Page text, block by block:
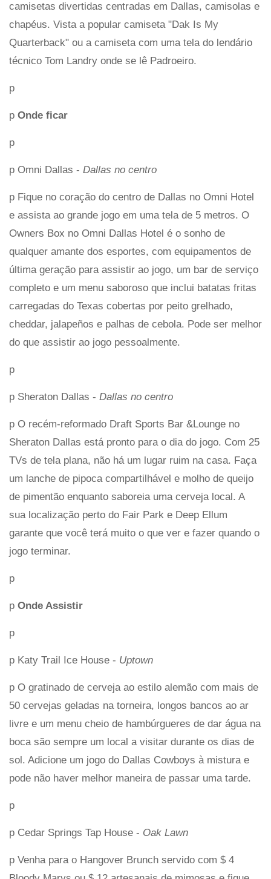
camisetas divertidas centradas em Dallas, camisolas e
chapéus. Vista a popular camiseta "Dak Is My
Quarterback" ou a camiseta com uma tela do lendário
técnico Tom Landry onde se lê Padroeiro.
p
p Onde ficar
p
p Omni Dallas - Dallas no centro
p Fique no coração do centro de Dallas no Omni Hotel
e assista ao grande jogo em uma tela de 5 metros. O
Owners Box no Omni Dallas Hotel é o sonho de
qualquer amante dos esportes, com equipamentos de
última geração para assistir ao jogo, um bar de serviço
completo e um menu saboroso que inclui batatas fritas
carregadas do Texas cobertas por peito grelhado,
cheddar, jalapeños e palhas de cebola. Pode ser melhor
do que assistir ao jogo pessoalmente.
p
p Sheraton Dallas - Dallas no centro
p O recém-reformado Draft Sports Bar &Lounge no
Sheraton Dallas está pronto para o dia do jogo. Com 25
TVs de tela plana, não há um lugar ruim na casa. Faça
um lanche de pipoca compartilhável e molho de queijo
de pimentão enquanto saboreia uma cerveja local. A
sua localização perto do Fair Park e Deep Ellum
garante que você terá muito o que ver e fazer quando o
jogo terminar.
p
p Onde Assistir
p
p Katy Trail Ice House - Uptown
p O gratinado de cerveja ao estilo alemão com mais de
50 cervejas geladas na torneira, longos bancos ao ar
livre e um menu cheio de hambúrgueres de dar água na
boca são sempre um local a visitar durante os dias de
sol. Adicione um jogo do Dallas Cowboys à mistura e
pode não haver melhor maneira de passar uma tarde.
p
p Cedar Springs Tap House - Oak Lawn
p Venha para o Hangover Brunch servido com $ 4